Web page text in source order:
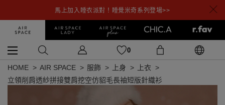
馬上加入睡衣派對！睡覺米奇系列登場>>
0
HOME AIR SPACE 服飾 上身
上衣
立領削肩透紗拼接雙肩挖空仿貂毛長袖短版針織衫